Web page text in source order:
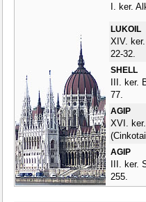
I. ker.
LUKOIL
XIV.
22-32.
SHELL
III. ker.
77.
AGIP
XVI.
AGIP
III. ker.
255.